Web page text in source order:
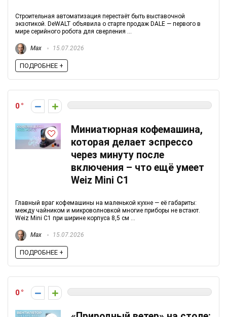
Строительная автоматизация перестаёт быть выставочной
экзотикой. DeWALT объявила о старте продаж DALE — первого в
мире серийного робота для сверления ...
Max 15.07.2026
ПОДРОБНЕЕ +
0
Миниатюрная кофемашина,
которая делает эспрессо
через минуту после
включения – что ещё умеет
Weiz Mini C1
Главный враг кофемашины на маленькой кухне — её габариты:
между чайником и микроволновкой многие приборы не встают.
Weiz Mini C1 при ширине корпуса 8,5 см ...
Max 15.07.2026
ПОДРОБНЕЕ +
0